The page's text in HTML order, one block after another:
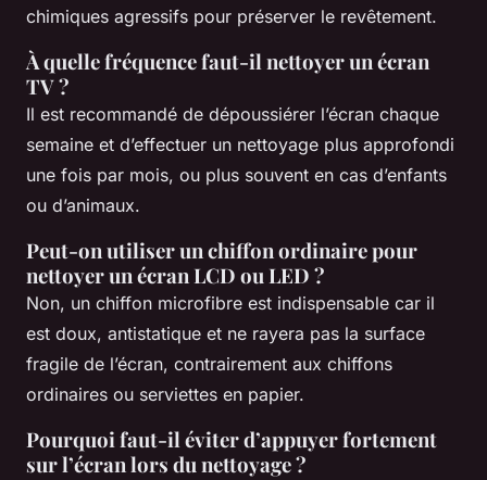
chimiques agressifs pour préserver le revêtement.
À quelle fréquence faut-il nettoyer un écran
TV ?
Il est recommandé de dépoussiérer l’écran chaque
semaine et d’effectuer un nettoyage plus approfondi
une fois par mois, ou plus souvent en cas d’enfants
ou d’animaux.
Peut-on utiliser un chiffon ordinaire pour
nettoyer un écran LCD ou LED ?
Non, un chiffon microfibre est indispensable car il
est doux, antistatique et ne rayera pas la surface
fragile de l’écran, contrairement aux chiffons
ordinaires ou serviettes en papier.
Pourquoi faut-il éviter d’appuyer fortement
sur l’écran lors du nettoyage ?